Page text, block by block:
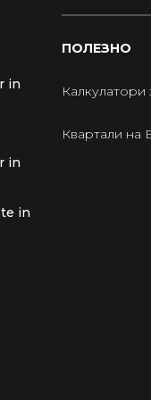
in
in
in
ПОЛЕЗНО
Калкулатори
Квартали на